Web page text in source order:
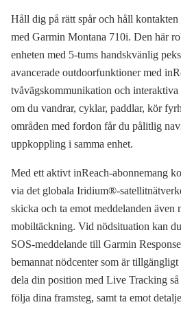
Håll dig på rätt spår och håll
med Garmin Montana 710i. Den här
enheten med 5-tums handskvänlig
avancerade outdoorfunktioner med
tvåvägskommunikation och
om du vandrar, cyklar, paddlar, kör
områden med fordon får du pålitlig
uppkoppling i samma enhet.
Med ett aktivt inReach-abonnemang
via det globala Iridium®-
skicka och ta emot meddelanden även
mobiltäckning. Vid nödsituation kan
SOS-meddelande till Garmin
bemannat nödcenter som är
dela din position med Live Tracking
följa dina framsteg, samt ta emot